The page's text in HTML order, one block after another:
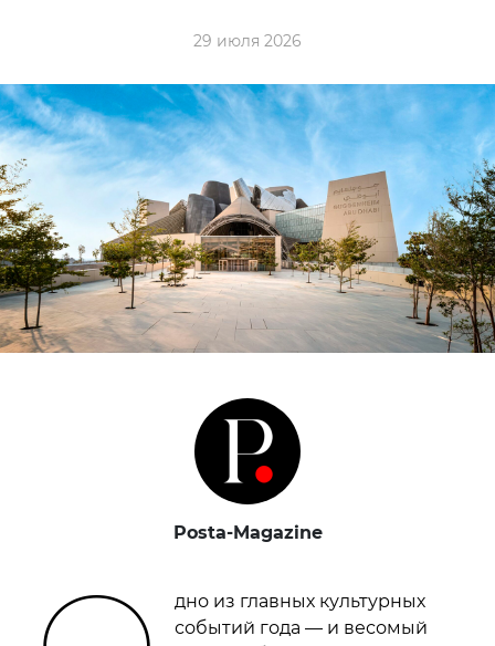
29 июля 2026
Posta-Magazine
дно из главных культурных
событий года — и весомый